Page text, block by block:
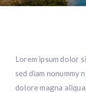
Lorem ipsum dolor
sed diam nonummy
dolore magna